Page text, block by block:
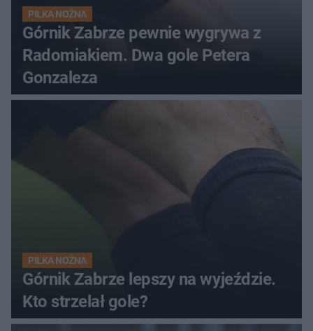
PIŁKA NOŻNA
Górnik Zabrze pewnie wygrywa z
Radomiakiem. Dwa gole Petera
Gonzaleza
PIŁKA NOŻNA
Górnik Zabrze lepszy na wyjeździe.
Kto strzelał gole?